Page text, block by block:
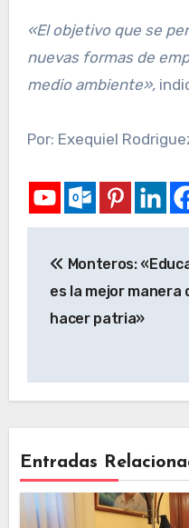
«El objetivo que se
nuevas formas de
medio ambiente»,
Por: Exequiel
Monteros:
es la mejor manera
hacer patria»
Entradas